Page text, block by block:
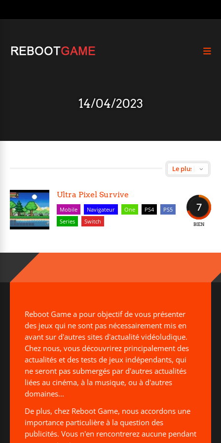
14/04/2023
7
BIEN
Ultra Pixel Survive
Mobile Navigateur One PS4
PS5
Series
Switch
Reboot Game a pour objectif de vous présenter
des jeux qui ne sont pas nécessairement mis en
avant sur d'autres sites d'actualité vidéoludique.
Chez nous, vous découvrirez principalement des
actualités et des tests de jeux indépendants, qui
ne seront pas submergés par d'autres actualités
liées au cinéma, à la musique, ou à d'autres
domaines...
De plus, chez Reboot Game, nous accordons une
importance particulière à la question des
publicités. Vous n'en rencontrerez aucune pendant